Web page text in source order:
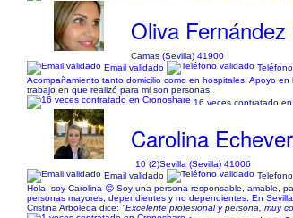
Oliva Fernández
Camas (Sevilla) 41900
Email validado
Acompañamiento tanto domicilio como en hospitales. Apoyo
trabajo en que realizó para mi son personas.
16 veces contratado
Carolina
10 (2)Sevilla (Sevilla) 41006
Email validado
Hola, soy Carolina 😊 Soy una persona responsable, amable,
personas mayores, dependientes y no dependientes. En
Cristina Arboleda dice: "Excelente profesional y persona, muy